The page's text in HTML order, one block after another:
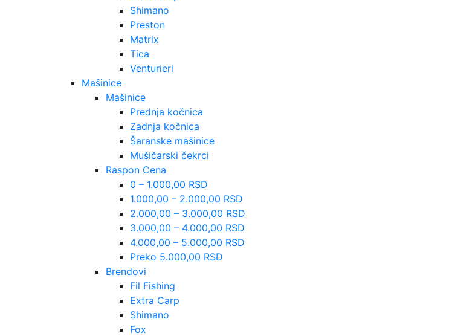
Shimano
Preston
Matrix
Tica
Venturieri
Mašinice
Mašinice
Prednja kočnica
Zadnja kočnica
Šaranske mašinice
Mušičarski čekrci
Raspon Cena
0 – 1.000,00 RSD
1.000,00 – 2.000,00 RSD
2.000,00 – 3.000,00 RSD
3.000,00 – 4.000,00 RSD
4.000,00 – 5.000,00 RSD
Preko 5.000,00 RSD
Brendovi
Fil Fishing
Extra Carp
Shimano
Fox